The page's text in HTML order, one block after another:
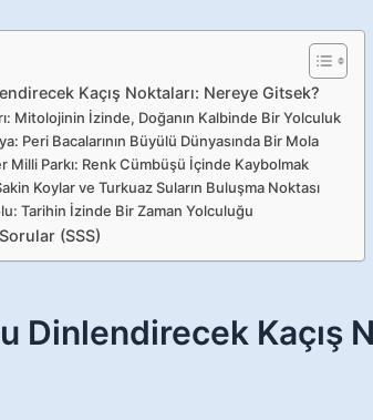
Kaçış Noktaları: Nereye Gitsek?
Mitolojinin İzinde, Doğanın Kalbinde Bir Yolculuk
Peri Bacalarının Büyülü Dünyasında Bir Mola
Milli Parkı: Renk Cümbüşü İçinde Kaybolmak
Koylar ve Turkuaz Suların Buluşma Noktası
Tarihin İzinde Bir Zaman Yolculuğu
(SSS)
Dinlendirecek Kaçış